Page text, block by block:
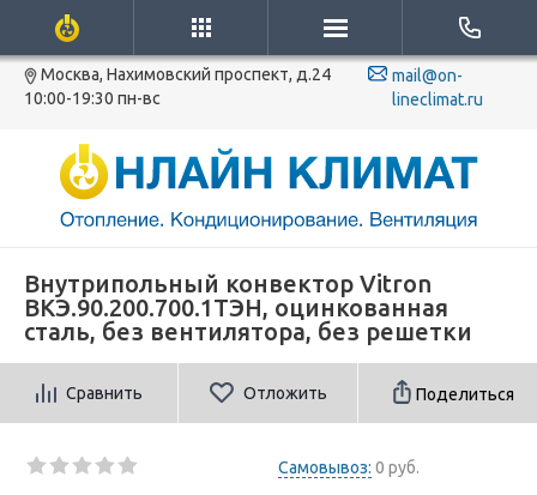
Москва, Нахимовский проспект, д.24
10:00-19:30 пн-вс
mail@on-
lineclimat.ru
Внутрипольный конвектор Vitron
ВКЭ.90.200.700.1ТЭН, оцинкованная
сталь, без вентилятора, без решетки
Сравнить Отложить Поделиться
Самовывоз: 0 руб.